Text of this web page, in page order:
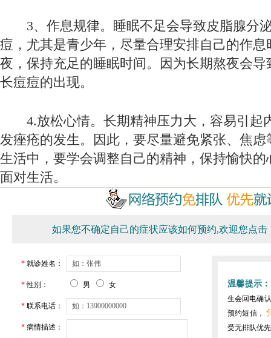
3、作息规律。睡眠不足会导致皮脂腺分
痘，尤其是青少年，尽量合理安排自己的作
夜，保持充足的睡眠时间。因为长期熬夜会
长痘痘的出现。
4.放松心情。长期精神压力大，容易引起
发痤疮的发生。因此，要尽量避免紧张、焦
生活中，要学会调整自己的精神，保持愉快
面对生活。
如果您不确定自己的症状应该如何预约,欢迎您点击
* 就诊姓名：
*性别： 男 女
* 联系电话：
* 病情描述：
温馨提示：
生会回电确
预约短信，
受无排队优